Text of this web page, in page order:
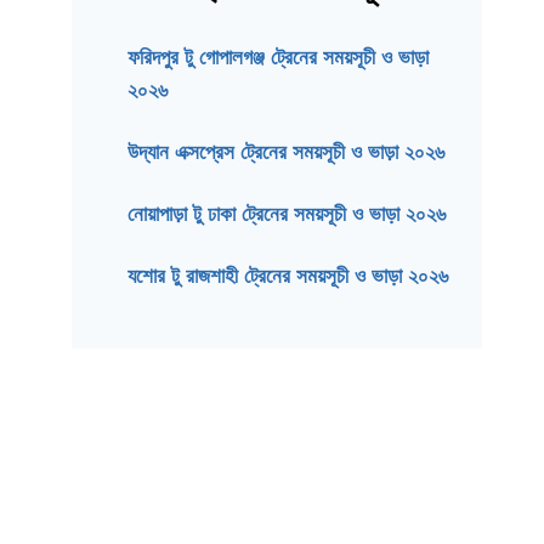
ফরিদপুর টু গোপালগঞ্জ ট্রেনের সময়সূচী ও ভাড়া
২০২৬
উদ্যান এক্সপ্রেস ট্রেনের সময়সূচী ও ভাড়া ২০২৬
নোয়াপাড়া টু ঢাকা ট্রেনের সময়সূচী ও ভাড়া ২০২৬
যশোর টু রাজশাহী ট্রেনের সময়সূচী ও ভাড়া ২০২৬